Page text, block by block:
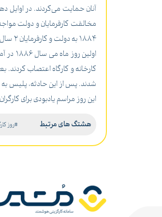
مخالفت کارفرمایان و دولت
1884 به دولت و کارفرمایان 2 سال فرصت داد تا قانون 8 ساعت کار را به تصویب برسانند و اجرا کنند.
شدند. پس از این حادثه، پلیس به
این روز مراسم یادبودی برای
هشتگ های مرتبط #روز